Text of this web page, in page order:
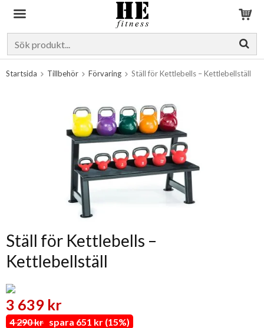
Startsida Tillbehör Förvaring Ställ för Kettlebells – Kettlebellställ
Ställ för Kettlebells –
Kettlebellställ
3 639 kr
4 290 kr spara 651 kr (15%)